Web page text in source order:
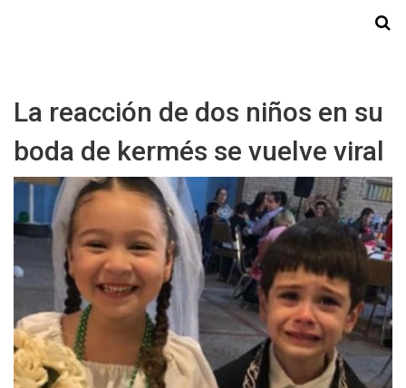
La reacción de dos niños en su
boda de kermés se vuelve viral